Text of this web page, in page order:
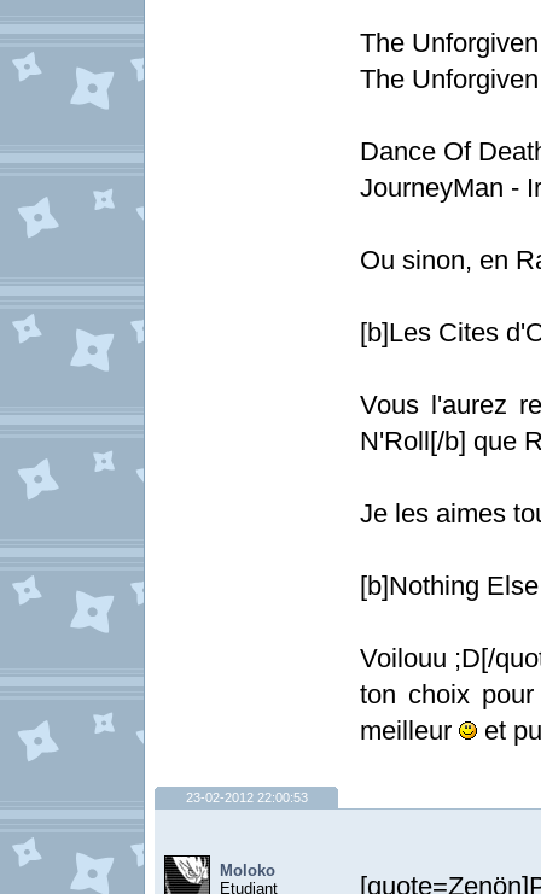
The
The
Dance Of
JourneyMan -
Ou sinon, en
[b]Les Cites
Vous l'aurez
N'Roll[/b] que
Je les aimes
[b]Nothing
Voilouu ;D[/
ton choix
meilleur
et
23-02-2012 22:00:53
Moloko
Etudiant